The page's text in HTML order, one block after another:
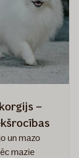
–
un mazo
mazie